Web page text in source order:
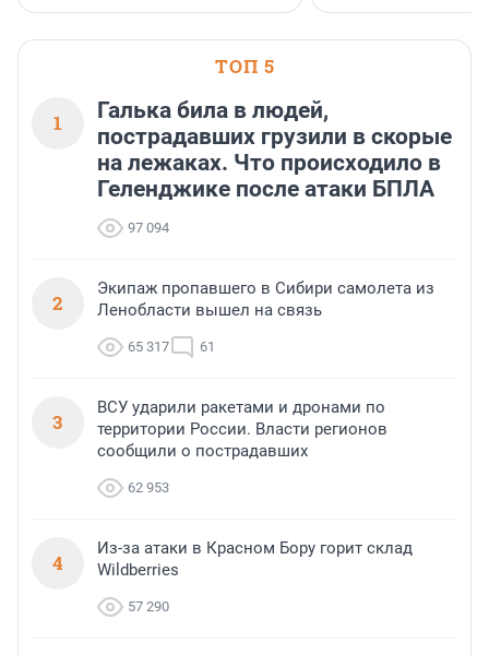
ТОП 5
1
Галька била в людей,
пострадавших грузили в скорые
на лежаках. Что происходило в
Геленджике после атаки БПЛА
97 094
2
Экипаж пропавшего в Сибири самолета из
Ленобласти вышел на связь
65 317 61
3
ВСУ ударили ракетами и дронами по
территории России. Власти регионов
сообщили о пострадавших
62 953
4
Из-за атаки в Красном Бору горит склад
Wildberries
57 290